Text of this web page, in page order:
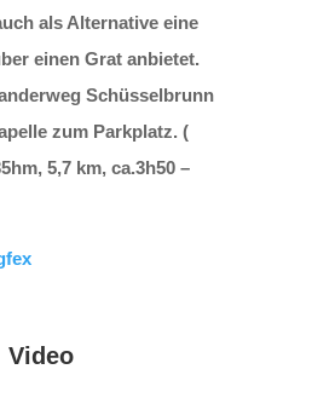
als Alternative eine
einen Grat anbietet.
Schüsselbrunn
zum Parkplatz. (
5,7 km, ca.3h50 –
Video